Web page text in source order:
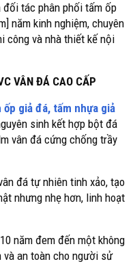
đối tác phân phối tấm ốp
năm kinh nghiệm, chuyên
công và nhà thiết kế nội
VÂN ĐÁ CAO CẤP
ốp giả đá, tấm nhựa giả
sinh kết hợp bột đá
vân đá cứng chống trầy
đá tự nhiên tinh xảo, tạo
nhưng nhẹ hơn, linh hoạt
năm đem đến một không
và an toàn cho người sử